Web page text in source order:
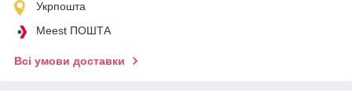
Укрпошта
Meest ПОШТА
Всі умови доставки